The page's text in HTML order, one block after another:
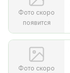
Фото скоро
появится
Фото скоро